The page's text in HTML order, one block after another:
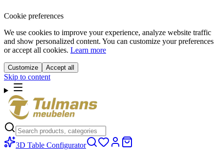
Cookie preferences
We use cookies to improve your experience, analyze website traffic
and show personalized content. You can customize your preferences
or accept all cookies. Learn more
Customize Accept all
Skip to content
3D Table Configurator